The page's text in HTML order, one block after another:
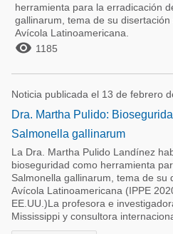
herramienta para la erradicación
gallinarum, tema de su disertación
Avícola Latinoamericana.
 1185
Noticia publicada el 13 de febrero
Dra. Martha Pulido:
Salmonella gallinarum
La Dra. Martha Pulido Landínez
bioseguridad como herramienta
Salmonella gallinarum, tema de su
Avícola Latinoamericana (IPPE
EE.UU.)La profesora e
Mississippi y consultora